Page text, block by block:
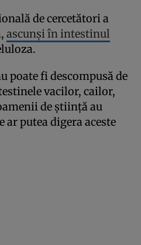
de cercetători a
ascunși în intestinul
poate fi descompusă de
vacilor, cailor,
de știință au
putea digera aceste